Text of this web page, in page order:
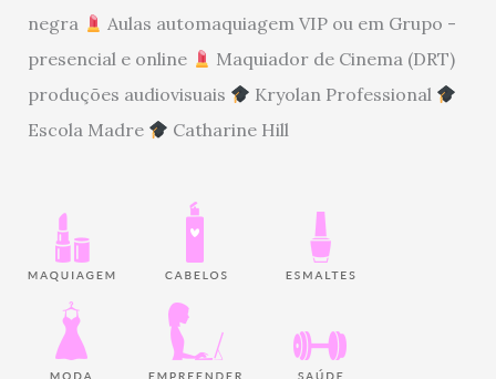
negra
Aulas automaquiagem VIP ou em Grupo -
presencial e online
Maquiador de Cinema (DRT)
produções audiovisuais
Kryolan Professional
Escola Madre
Catharine Hill